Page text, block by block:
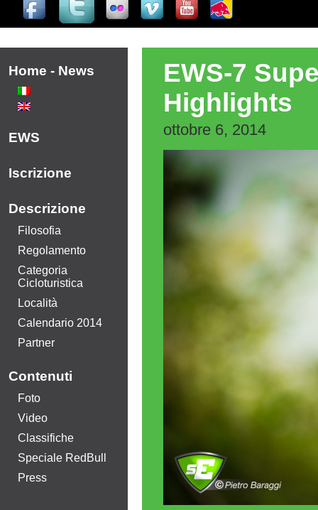
EWS-7
Highlights
ottobre 6, 2014
Home - News
EWS
Iscrizione
Descrizione
Filosofia
Regolamento
Categoria
Cicloturistica
Località
Calendario 2014
Partner
Contenuti
Foto
Video
Classifiche
Speciale RedBull
Press